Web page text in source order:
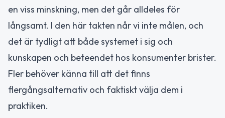
en viss minskning, men det går alldeles för
långsamt. I den här takten når vi inte målen, och
det är tydligt att både systemet i sig och
kunskapen och beteendet hos konsumenter brister.
Fler behöver känna till att det finns
flergångsalternativ och faktiskt välja dem i
praktiken.